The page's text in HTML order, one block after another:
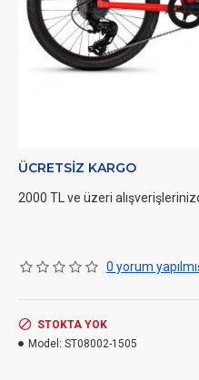
ÜCRETSIZ KARGO
2000 TL ve üzeri
0 yorum
STOKTA YOK
Model: ST08002-1505